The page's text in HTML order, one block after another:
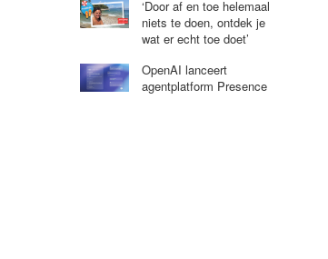
‘Door af en toe helemaal
niets te doen, ontdek je
wat er echt toe doet’
OpenAI lanceert
agentplatform Presence